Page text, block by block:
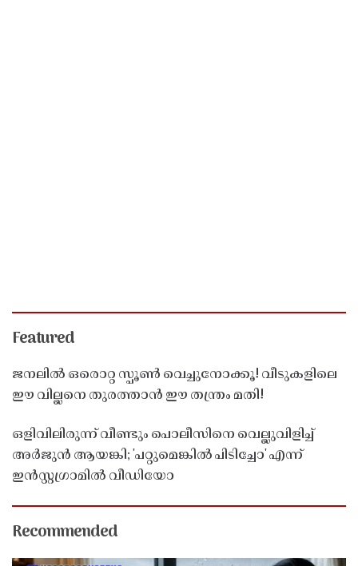
Featured
ജനലിൽ ഒരൊറ്റ സ്പൂൺ വെച്ചുനോക്കൂ! വീടുകളിലെ
ഈ വില്ലനെ തുരത്താൻ ഈ തന്ത്രം മതി!
ഒളിവിലിരുന്ന് വീണ്ടും പൊലീസിനെ വെല്ലുവിളിച്ച്
അർജുൻ ആയങ്കി; 'പറ്റുമെങ്കിൽ പിടിച്ചോ' എന്ന്
ഇൻസ്റ്റഗ്രാമിൽ വീഡിയോ
Recommended